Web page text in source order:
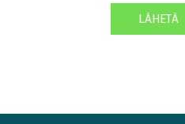
LÄHETÄ